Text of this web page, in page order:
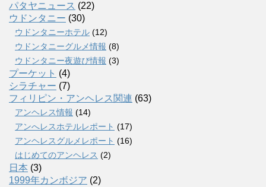
パタヤニュース (22)
ウドンタニー (30)
ウドンタニーホテル (12)
ウドンタニーグルメ情報 (8)
ウドンタニー夜遊び情報 (3)
プーケット (4)
シラチャー (7)
フィリピン・アンヘレス関連 (63)
アンヘレス情報 (14)
アンへレスホテルレポート (17)
アンヘレスグルメレポート (16)
はじめてのアンヘレス (2)
日本 (3)
1999年カンボジア (2)